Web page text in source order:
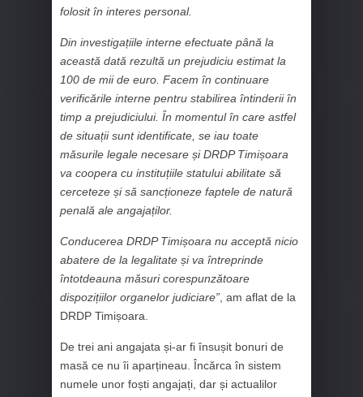
folosit în interes personal.
Din investigațiile interne efectuate până la
această dată rezultă un prejudiciu estimat la
100 de mii de euro. Facem în continuare
verificările interne pentru stabilirea întinderii în
timp a prejudiciului. În momentul în care astfel
de situații sunt identificate, se iau toate
măsurile legale necesare și DRDP Timișoara
va coopera cu instituțiile statului abilitate să
cerceteze și să sancționeze faptele de natură
penală ale angajaților.
Conducerea DRDP Timișoara nu acceptă nicio
abatere de la legalitate și va întreprinde
întotdeauna măsuri corespunzătoare
dispozițiilor organelor judiciare” , am aflat de la
DRDP Timișoara.
De trei ani angajata și-ar fi însușit bonuri de
masă ce nu îi aparțineau. Încărca în sistem
numele unor foști angajați, dar și actualilor